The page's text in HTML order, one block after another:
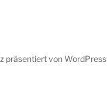
präsentiert von WordPress